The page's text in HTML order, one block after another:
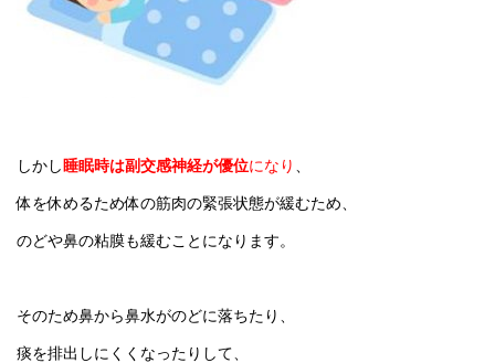
しかし 睡眠時は副交感神経が優位になり
体を休めるため体の筋肉の緊張状態が緩むため、
のどや鼻の粘膜も緩むことになります。
そのため鼻から鼻水がのどに落ちたり、
痰を排出しにくくなったりして、